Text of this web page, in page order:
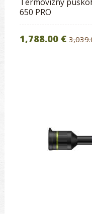
650 PRO
1,788.00 €